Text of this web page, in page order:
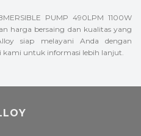
PUMP 490LPM 1100W
harga bersaing dan kualitas yang
siap melayani Anda dengan
kami untuk informasi lebih lanjut.